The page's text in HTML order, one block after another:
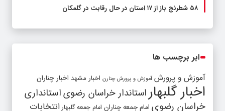
۵۸ شطرنج‌ باز از ۱۷ استان در حال رقابت در گلمکان
ابر برچسب ها
آموزش و پرورش آموزش و پرورش چنارن اخبار مشهد اخبار چناران
اخبار گلبهار استاندار خراسان رضویاستانداری
خراسان رضوی امام جمعه چناران امام جمعه گلبهار انتخابات